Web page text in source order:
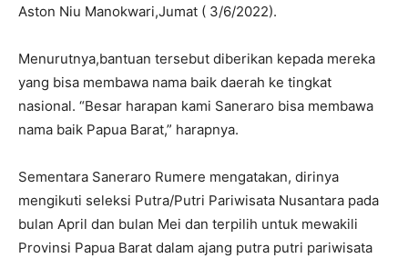
Aston Niu Manokwari,Jumat ( 3/6/2022).
Menurutnya,bantuan tersebut diberikan kepada mereka
yang bisa membawa nama baik daerah ke tingkat
nasional. “Besar harapan kami Saneraro bisa membawa
nama baik Papua Barat,” harapnya.
Sementara Saneraro Rumere mengatakan, dirinya
mengikuti seleksi Putra/Putri Pariwisata Nusantara pada
bulan April dan bulan Mei dan terpilih untuk mewakili
Provinsi Papua Barat dalam ajang putra putri pariwisata